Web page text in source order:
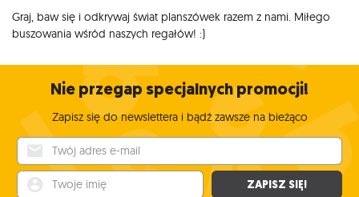
Graj, baw się i odkrywaj świat planszówek razem z nami. Miłego
buszowania wśród naszych regałów! :)
Nie przegap specjalnych promocji!
Zapisz się do newslettera i bądź zawsze na bieżąco
ZAPISZ SIĘ!